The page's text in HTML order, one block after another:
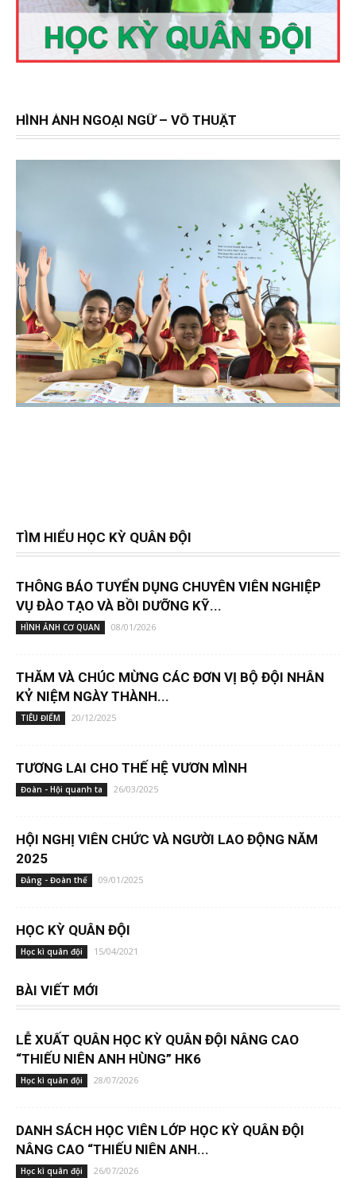
HÌNH ẢNH NGOẠI NGỮ – VÕ THUẬT
TÌM HIỂU HỌC KỲ QUÂN ĐỘI
THÔNG BÁO TUYỂN DỤNG CHUYÊN VIÊN NGHIỆP
VỤ ĐÀO TẠO VÀ BỒI DƯỠNG KỸ...
HÌNH ẢNH CƠ QUAN 08/01/2026
THĂM VÀ CHÚC MỪNG CÁC ĐƠN VỊ BỘ ĐỘI NHÂN
KỶ NIỆM NGÀY THÀNH...
TIÊU ĐIỂM 20/12/2025
TƯƠNG LAI CHO THẾ HỆ VƯƠN MÌNH
Đoàn - Hội quanh ta 26/03/2025
HỘI NGHỊ VIÊN CHỨC VÀ NGƯỜI LAO ĐỘNG NĂM
2025
Đảng - Đoàn thể 09/01/2025
HỌC KỲ QUÂN ĐỘI
Học kì quân đội 15/04/2021
BÀI VIẾT MỚI
LỄ XUẤT QUÂN HỌC KỲ QUÂN ĐỘI NÂNG CAO
“THIẾU NIÊN ANH HÙNG” HK6
Học kì quân đội 28/07/2026
DANH SÁCH HỌC VIÊN LỚP HỌC KỲ QUÂN ĐỘI
NÂNG CAO “THIẾU NIÊN ANH...
Học kì quân đội 26/07/2026